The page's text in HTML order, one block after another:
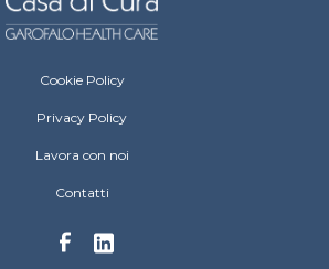
menu
Cookie Policy
Privacy Policy
Lavora con noi
Contatti